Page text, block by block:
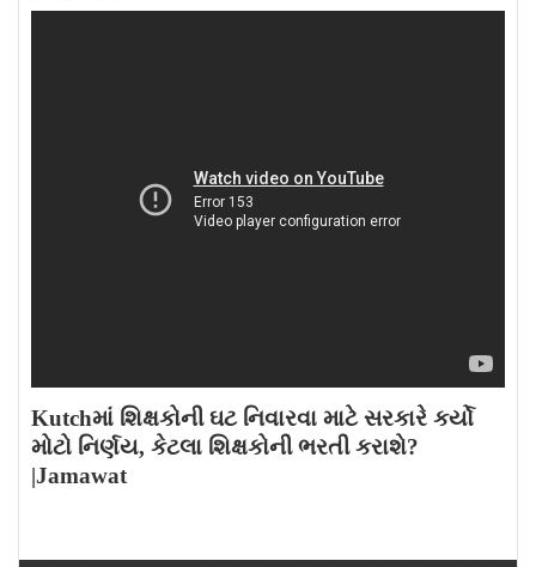
Kutchમાં શિક્ષકોની ઘટ નિવારવા માટે સરકારે કર્યો
મોટો નિર્ણય, કેટલા શિક્ષકોની ભરતી કરાશે?
|Jamawat